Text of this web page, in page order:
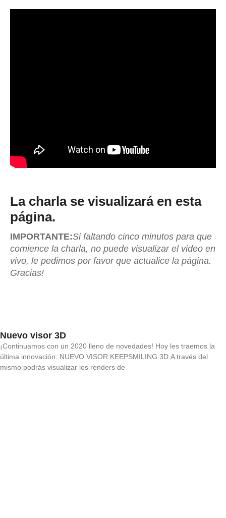
La charla se visualizará en esta
página.
IMPORTANTE:Si faltando cinco minutos para que
comience la charla, no puede visualizar el video en
vivo, le pedimos por favor que actualice la página.
Gracias!
Nuevo visor 3D
¡Continuamos con un 2020 lleno de novedades! Hoy les traemos la
última innovación: NUEVO VISOR KEEPSMILING 3D.A través del
mismo podrás visualizar los renders de